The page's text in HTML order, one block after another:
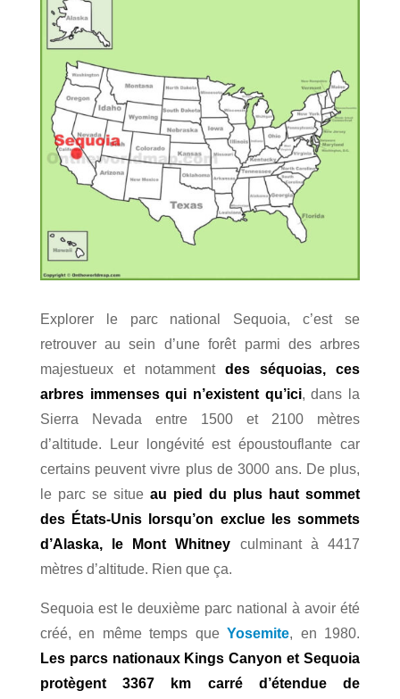
Explorer le parc national Sequoia, c’est se
retrouver au sein d’une forêt parmi des arbres
majestueux et notammentdes séquoias, ces
arbres immenses qui n’existent qu’ici, dans la
Sierra Nevada entre 1500 et 2100 mètres
d’altitude.
Leur longévité est époustouflante car
certains peuvent vivre plus de 3000 ans. De plus,
le parc se situe au pied du plus haut sommet
des États-Unis lorsqu’on exclue les sommets
d’Alaska, le Mont Whitney culminant à 4417
mètres d’altitude. Rien que ça.
Sequoia est le deuxième parc national à avoir été
créé, en même temps queYosemite, en 1980.
Les parcs nationaux Kings Canyon et Sequoia
protègent 3367 km carré d’étendue de